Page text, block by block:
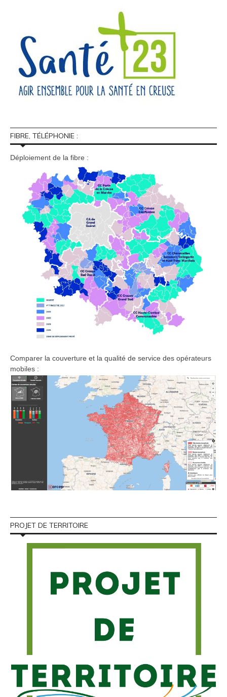
FIBRE, TÉLÉPHONIE :
Déploiement de la fibre :
Comparer la couverture et la qualité de service des opérateurs
mobiles :
PROJET DE TERRITOIRE